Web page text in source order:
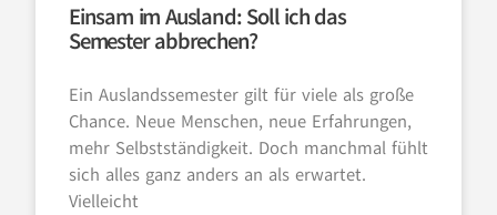
Einsam im Ausland: Soll ich das
Semester abbrechen?
Ein Auslandssemester gilt für viele als große
Chance. Neue Menschen, neue Erfahrungen,
mehr Selbstständigkeit. Doch manchmal fühlt
sich alles ganz anders an als erwartet.
Vielleicht